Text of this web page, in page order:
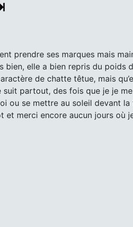
prendre ses marques mais
bien, elle a bien repris du poids
de chatte têtue, mais
partout, des fois que je je
ou se mettre au soleil devant
et merci encore aucun jours où